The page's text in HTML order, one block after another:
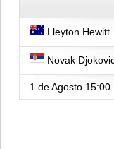
Lleyton Hewitt
Novak
1 de Agosto 15:00